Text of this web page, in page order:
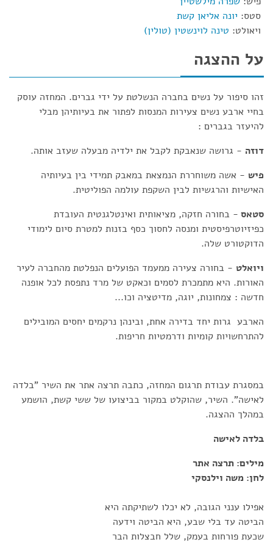
סטס: יונה אליאן קשת
ויאולט: טינה לוינשטין (טולין)
על ההצגה
זהו סיפור על נשים בחברה הנשלטת על ידי גברים. המחזה עוסק
בחיי ארבע נשים צעירות המנסות לפתור את בעיותיהן מבלי
להיעזר בגברים :
דוזה - גרושה שנאבקת לקבל את ילדיה מבעלה שעזב אותה.
פיש - אשה משוחררת הנמצאת במאבק תמידי בין בעיותיה
האישיות והרגשיות לבין השקפת עולמה הפוליטית.
סטאס - בחורה חזקה, מציאותית ואינטלגנטית העובדת
כפיזיוטרפיסטית ומנסה לחסוך כסף בזנות למטרת סיום לימודי
הדוקטורט שלה.
ויואלט - בחורה צעירה ממעמד הפועלים הנפלטת מהחברה לעיר
האורות. היא מתמכרת לסמים וכאקט של מרד נתפסת לכל אופנה
חדשה : צמחונות, יוגה, מדיטציה וכו...
הארבע גרות יחד בדירה אחת, ובינהן נרקמים יחסים המובילים
להתרחשויות קומיות ודרמטיות חריפות.
במסגרת עבודת תרגום המחזה, כתבה תרצה אתר את השיר "בלדה
לאישה". השיר, שהוקלט במקור בביצועו של ששי קשת, הושמע
במהלך ההצגה.
בלדה לאישה
מילים: תרצה אתר
לחן: משה וילנסקי
אפילו ענני הגובה, לא יכלו לשתיקתה היא
הביטה עד בלי שבע, היא הביטה וידעה
שכעת פורחות בעמק, שלל חבצלות הבר